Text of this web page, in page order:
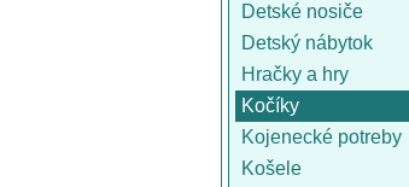
Detské nosiče
Detský nábytok
Hračky a hry
Kočíky
Kojenecké potreby
Košele